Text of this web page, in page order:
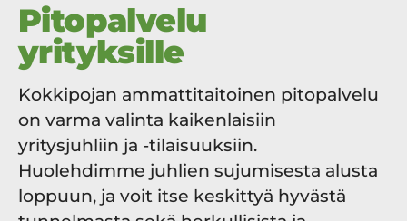
Pitopalvelu
yrityksille
Kokkipojan ammattitaitoinen pitopalvelu
on varma valinta kaikenlaisiin
yritysjuhliin ja -tilaisuuksiin.
Huolehdimme juhlien sujumisesta alusta
loppuun, ja voit itse keskittyä hyvästä